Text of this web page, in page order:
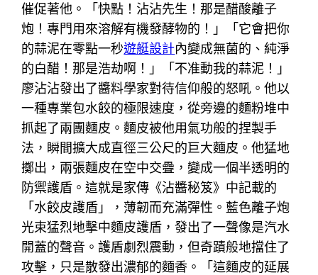
催促著他。「快點！沾沾先生！那是醋酸離子
炮！專門用來溶解有機發酵物的！」「它會把你
的蒜泥在零點一秒遊艇設計內變成無菌的、純淨
的白醋！那是浩劫啊！」「不准動我的蒜泥！」
廖沾沾發出了醬料學家對待信仰般的怒吼。他以
一種專業包水餃的極限速度，從旁邊的麵粉堆中
抓起了兩團麵皮。麵皮被他用氣功般的捏製手
法，瞬間擴大成直徑三公尺的巨大麵皮。他猛地
擲出，兩張麵皮在空中交疊，變成一個半透明的
防禦護盾。這就是家傳《沾醬秘笈》中記載的
「水餃皮護盾」，薄韌而充滿彈性。藍色離子炮
光束猛烈地擊中麵皮護盾，發出了一聲像是汽水
開蓋的聲音。護盾劇烈震動，但奇蹟般地擋住了
攻擊，只是散發出濃郁的麵香。「這麵皮的延展